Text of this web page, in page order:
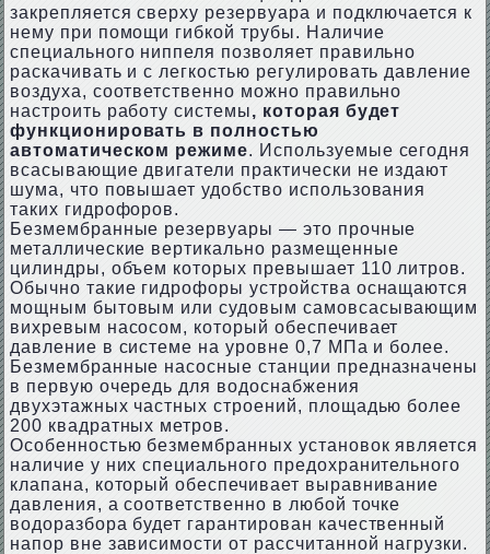
закрепляется сверху резервуара и подключается к
нему при помощи гибкой трубы. Наличие
специального ниппеля позволяет правильно
раскачивать и с легкостью регулировать давление
воздуха, соответственно можно правильно
настроить работу системы, которая будет
функционировать в полностью
автоматическом режиме. Используемые сегодня
всасывающие двигатели практически не издают
шума, что повышает удобство использования
таких гидрофоров.
Безмембранные резервуары — это прочные
металлические вертикально размещенные
цилиндры, объем которых превышает 110 литров.
Обычно такие гидрофоры устройства оснащаются
мощным бытовым или судовым самовсасывающим
вихревым насосом, который обеспечивает
давление в системе на уровне 0,7 МПа и более.
Безмембранные насосные станции предназначены
в первую очередь для водоснабжения
двухэтажных частных строений, площадью более
200 квадратных метров.
Особенностью безмембранных установок является
наличие у них специального предохранительного
клапана, который обеспечивает выравнивание
давления, а соответственно в любой точке
водоразбора будет гарантирован качественный
напор вне зависимости от рассчитанной нагрузки.